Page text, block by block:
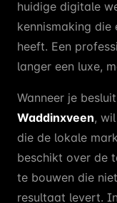
huidige digitale
kennismaking
heeft. Een
langer een luxe,
Wanneer je
Waddinxveen,
die de lokale
beschikt over de
te bouwen die
resultaat levert.